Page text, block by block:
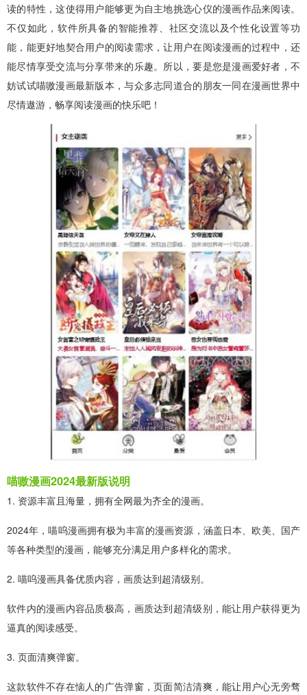
读的特性，这使得用户能够更为自主地挑选心仪的漫画作品来阅读。
不仅如此，软件所具备的智能推荐、社区交流以及个性化设置等功
能，能更好地契合用户的阅读需求，让用户在阅读漫画的过程中，还
能尽情享受交流与分享带来的乐趣。所以，要是您是漫画爱好者，不
妨试试喵嗷漫画最新版本，与众多志同道合的朋友一同在漫画世界中
尽情遨游，畅享阅读漫画的快乐吧！
喵嗷漫画2024最新版说明
1. 资源丰富且海量，拥有全网最为齐全的漫画。
2024年，喵呜漫画拥有极为丰富的漫画资源，涵盖日本、欧美、国产
等各种类型的漫画，能够充分满足用户多样化的需求。
2. 喵呜漫画具备优质内容，画质达到超清级别。
软件内的漫画内容品质极高，画质达到超清级别，能让用户获得更为
逼真的阅读感受。
3. 页面清爽弹窗。
这款软件不存在恼人的广告弹窗，页面简洁清爽，能让用户心无旁骛